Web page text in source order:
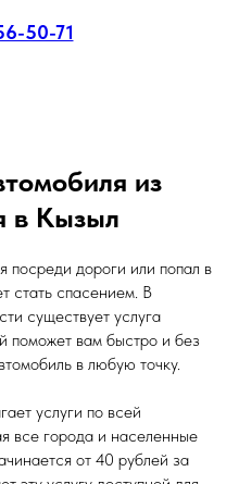
50-71
из
в Кызыл
посреди дороги или попал в
стать спасением. В
существует услуга
поможет вам быстро и без
в любую точку.
услуги по всей
все города и населенные
от 40 рублей за